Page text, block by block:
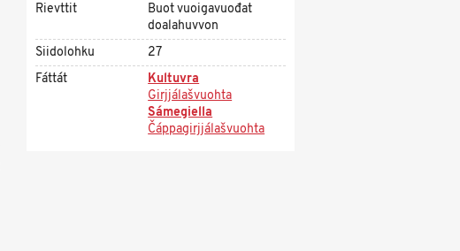
Rievttit
Buot vuoigavuođat
doalahuvvon
Siidolohku
27
Fáttát
Kultuvra
Girjjálašvuohta
Sámegiella
Čáppagirjjálašvuohta